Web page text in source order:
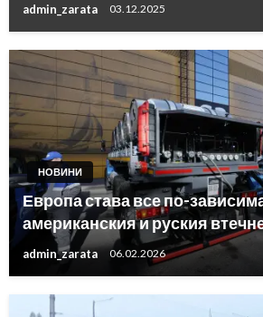
admin_zarata 03.12.2025
НОВИНИ
Европа става все по-
американския и руския
admin_zarata 06.02.2026